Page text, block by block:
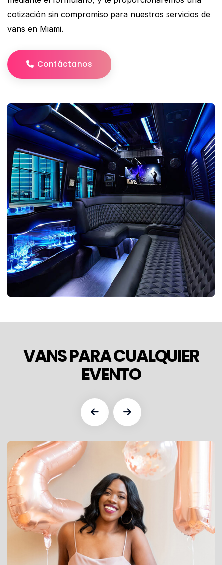
cotización sin compromiso para nuestros servicios de
vans en Miami.
Contáctanos
VANS PARA CUALQUIER
EVENTO